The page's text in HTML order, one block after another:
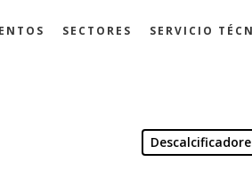
SECTORES SERVICIO